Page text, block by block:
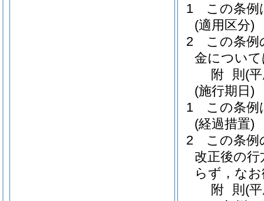
1
この条例
(適用区分)
2
この条例
金につい
附 則 (
(施行期日)
1
この条例
(経過措置)
2
この条例
改正後の
らず，な
附 則 (